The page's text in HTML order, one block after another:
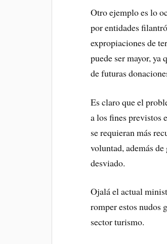
Otro ejemplo es lo
por entidades
expropiaciones de
puede ser mayor,
de futuras
Es claro que el
a los fines previstos
se requieran más
voluntad, además
desviado.
Ojalá el actual
romper estos nudos
sector turismo.